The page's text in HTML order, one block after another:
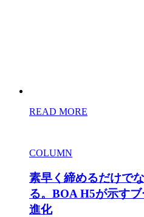
READ MORE
COLUMN
素早く締めるだけで
る。BOA H5が示す
進化